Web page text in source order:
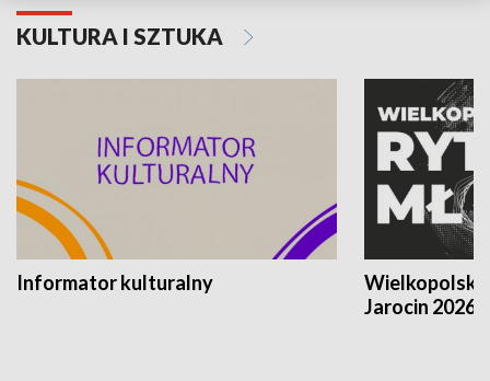
KULTURA I SZTUKA
Informator kulturalny
Jarocin 2026